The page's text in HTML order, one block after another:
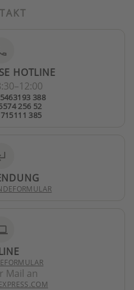
HOTLINE
388
256 52
385
Mail an